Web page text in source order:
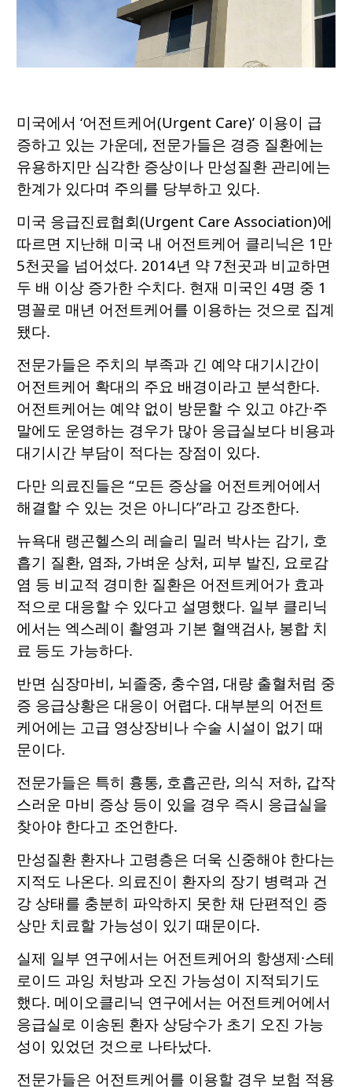
미국에서 ‘어전트케어(Urgent Care)’ 이용이 급
증하고 있는 가운데, 전문가들은 경증 질환에는
유용하지만 심각한 증상이나 만성질환 관리에는
한계가 있다며 주의를 당부하고 있다.
미국 응급진료협회(Urgent Care Association)에
따르면 지난해 미국 내 어전트케어 클리닉은 1만
5천곳을 넘어섰다. 2014년 약 7천곳과 비교하면
두 배 이상 증가한 수치다. 현재 미국인 4명 중 1
명꼴로 매년 어전트케어를 이용하는 것으로 집계
됐다.
전문가들은 주치의 부족과 긴 예약 대기시간이
어전트케어 확대의 주요 배경이라고 분석한다.
어전트케어는 예약 없이 방문할 수 있고 야간·주
말에도 운영하는 경우가 많아 응급실보다 비용과
대기시간 부담이 적다는 장점이 있다.
다만 의료진들은 “모든 증상을 어전트케어에서
해결할 수 있는 것은 아니다”라고 강조한다.
뉴욕대 랭곤헬스의 레슬리 밀러 박사는 감기, 호
흡기 질환, 염좌, 가벼운 상처, 피부 발진, 요로감
염 등 비교적 경미한 질환은 어전트케어가 효과
적으로 대응할 수 있다고 설명했다. 일부 클리닉
에서는 엑스레이 촬영과 기본 혈액검사, 봉합 치
료 등도 가능하다.
반면 심장마비, 뇌졸중, 충수염, 대량 출혈처럼 중
증 응급상황은 대응이 어렵다. 대부분의 어전트
케어에는 고급 영상장비나 수술 시설이 없기 때
문이다.
전문가들은 특히 흉통, 호흡곤란, 의식 저하, 갑작
스러운 마비 증상 등이 있을 경우 즉시 응급실을
찾아야 한다고 조언한다.
만성질환 환자나 고령층은 더욱 신중해야 한다는
지적도 나온다. 의료진이 환자의 장기 병력과 건
강 상태를 충분히 파악하지 못한 채 단편적인 증
상만 치료할 가능성이 있기 때문이다.
실제 일부 연구에서는 어전트케어의 항생제·스테
로이드 과잉 처방과 오진 가능성이 지적되기도
했다. 메이오클리닉 연구에서는 어전트케어에서
응급실로 이송된 환자 상당수가 초기 오진 가능
성이 있었던 것으로 나타났다.
전문가들은 어전트케어를 이용할 경우 보험 적용